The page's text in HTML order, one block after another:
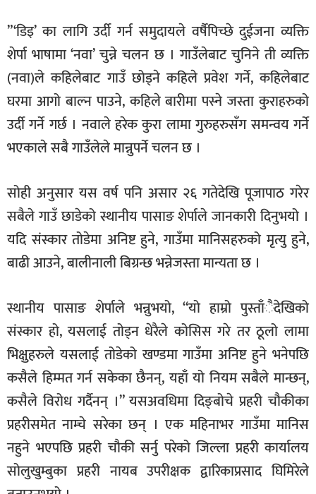
”‘डिइ’ का लागि उर्दी गर्न समुदायले वर्षैपिच्छे दुईजना व्यक्ति
शेर्पा भाषामा ‘नवा’ चुन्ने चलन छ । गाउँलेबाट चुनिने ती व्यक्ति
(नवा)ले कहिलेबाट गाउँ छोड्ने कहिले प्रवेश गर्ने, कहिलेबाट
घरमा आगो बाल्न पाउने, कहिले बारीमा पस्ने जस्ता कुराहरुको
उर्दी गर्ने गर्छ । नवाले हरेक कुरा लामा गुरुहरुसँग समन्वय गर्ने
भएकाले सबै गाउँलेले मान्नुपर्ने चलन छ ।
सोही अनुसार यस वर्ष पनि असार २६ गतेदेखि पूजापाठ गरेर
सबैले गाउँ छाडेको स्थानीय पासाङ शेर्पाले जानकारी दिनुभयो ।
यदि संस्कार तोडेमा अनिष्ट हुने, गाउँमा मानिसहरुको मृत्यु हुने,
बाढी आउने, बालीनाली बिग्रन्छ भन्नेजस्ता मान्यता छ ।
स्थानीय पासाङ शेर्पाले भन्नुभयो, “यो हाम्रो पुस्ताँैदेखिको
संस्कार हो, यसलाई तोड्न धेरैले कोसिस गरे तर ठूलो लामा
भिक्षुहरुले यसलाई तोडेको खण्डमा गाउँमा अनिष्ट हुने भनेपछि
कसैले हिम्मत गर्न सकेका छैनन्, यहाँ यो नियम सबैले मान्छन्,
कसैले विरोध गर्दैनन् ।” यसअवधिमा दिङ्बोचे प्रहरी चौकीका
प्रहरीसमेत नाम्चे सरेका छन् । एक महिनाभर गाउँमा मानिस
नहुने भएपछि प्रहरी चौकी सर्नु परेको जिल्ला प्रहरी कार्यालय
सोलुखुम्बुका प्रहरी नायब उपरीक्षक द्वारिकाप्रसाद घिमिरेले